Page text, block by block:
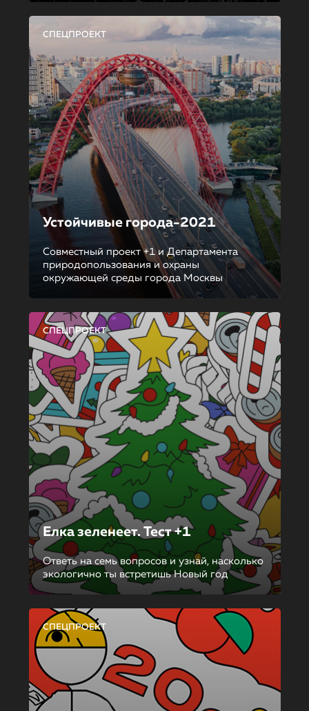
СПЕЦПРОЕКТ
Устойчивые города-2021
Совместный проект +1 и Департамента
природопользования и охраны
окружающей среды города Москвы
СПЕЦПРОЕКТ
Елка зеленеет. Тест +1
Ответь на семь вопросов и узнай, насколько
экологично ты встретишь Новый год
СПЕЦПРОЕКТ